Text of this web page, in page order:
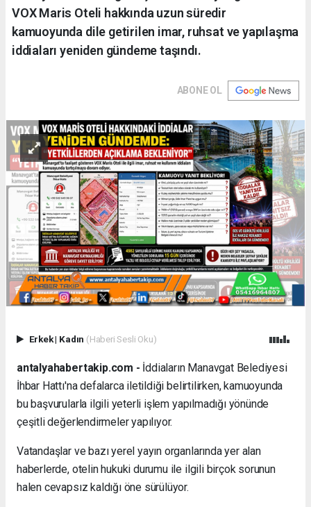
VOX Maris Oteli hakkında uzun süredir
kamuoyunda dile getirilen imar, ruhsat ve yapılaşma
iddiaları yeniden gündeme taşındı.
ABONE OL
Erkek| Kadın (Haberi Sesli Oku)
antalyahabertakip.com - İddiaların Manavgat Belediyesi
İhbar Hattı'na defalarca iletildiği belirtilirken, kamuoyunda
bu başvurularla ilgili yeterli işlem yapılmadığı yönünde
çeşitli değerlendirmeler yapılıyor.
Vatandaşlar ve bazı yerel yayın organlarında yer alan
haberlerde, otelin hukuki durumu ile ilgili birçok sorunun
halen cevapsız kaldığı öne sürülüyor.